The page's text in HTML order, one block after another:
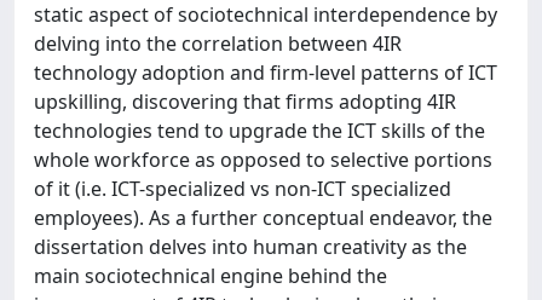
static aspect of sociotechnical interdependence by
delving into the correlation between 4IR
technology adoption and firm-level patterns of ICT
upskilling, discovering that firms adopting 4IR
technologies tend to upgrade the ICT skills of the
whole workforce as opposed to selective portions
of it (i.e. ICT-specialized vs non-ICT specialized
employees). As a further conceptual endeavor, the
dissertation delves into human creativity as the
main sociotechnical engine behind the